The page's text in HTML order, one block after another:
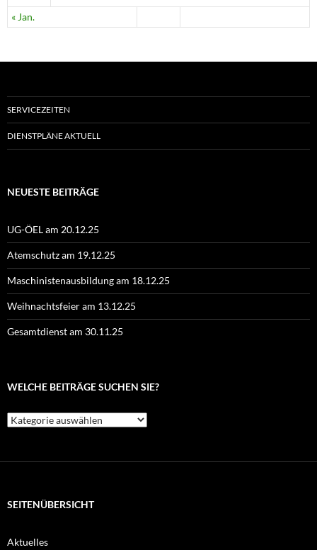
« Jan.
SERVICEZEITEN
DIENSTPLÄNE AKTUELL
NEUESTE BEITRÄGE
UG-ÖEL am 20.12.25
Atemschutz am 19.12.25
Maschinistenausbildung am 18.12.25
Weihnachtsfeier am 13.12.25
Gesamtdienst am 30.11.25
WELCHE BEITRÄGE SUCHEN SIE?
Welche
Beiträge
SEITENÜBERSICHT
Aktuelles